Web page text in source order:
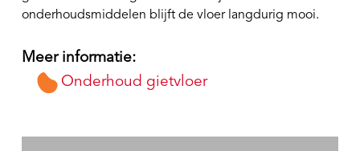
onderhoudsmiddelen blijft de vloer langdurig mooi.
Meer informatie:
Onderhoud gietvloer